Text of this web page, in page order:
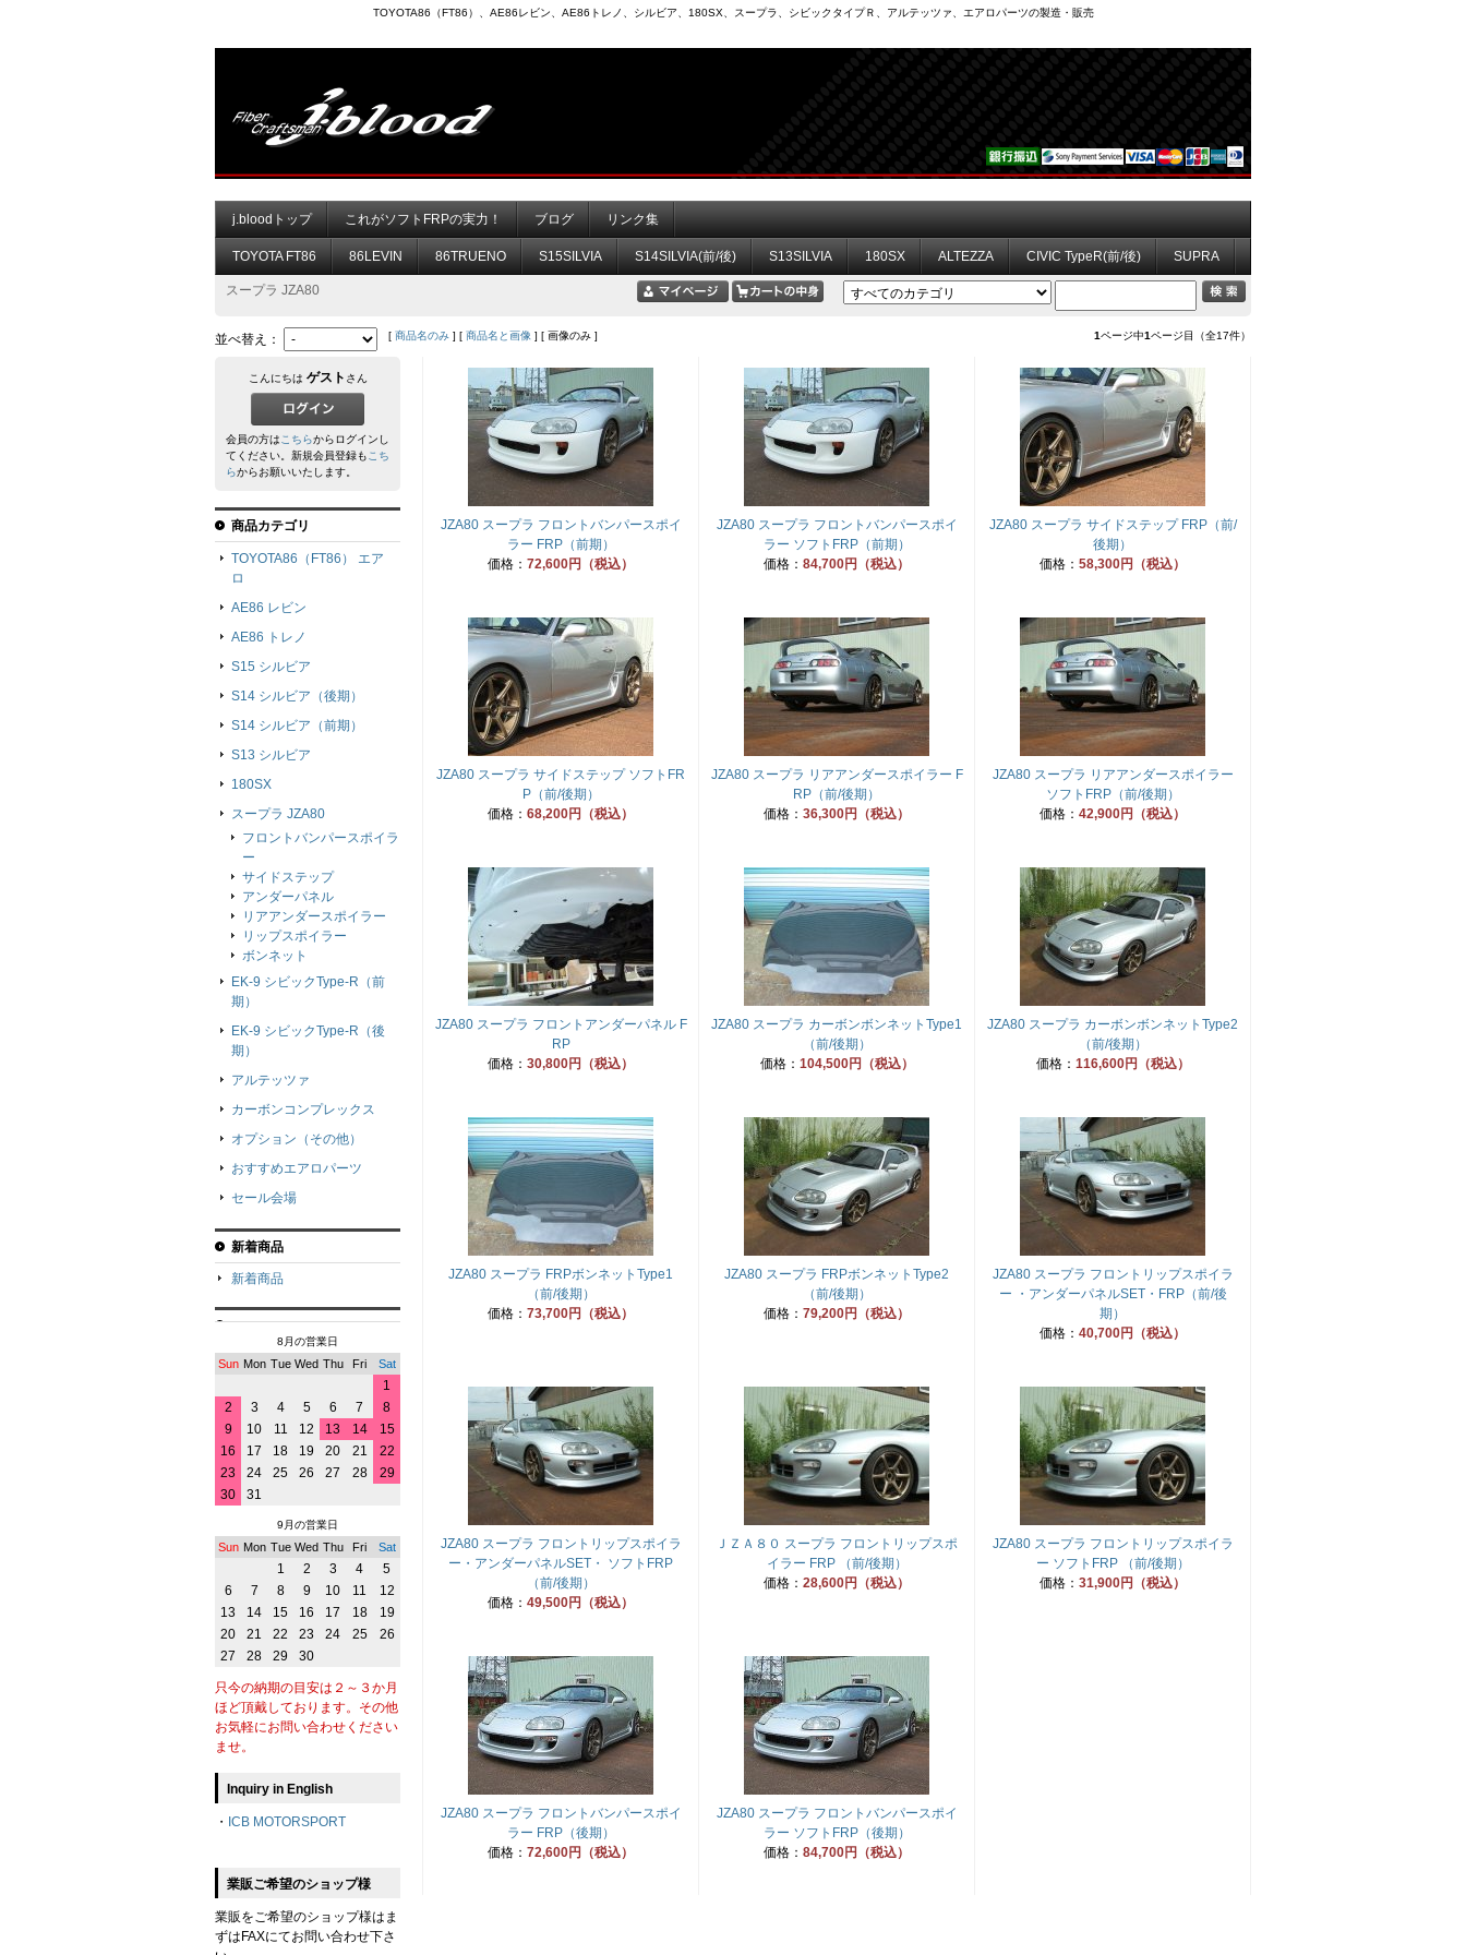
TOYOTA86（FT86）、AE86レビン、AE86トレノ、シルビア、180SX、スープラ、シビックタイプＲ、アルテッツァ、エアロパーツの製造・販売
j.bloodトップ これがソフトFRPの実力！ ブログ リンク集
TOYOTA FT86 86LEVIN 86TRUENO S15SILVIA S14SILVIA(前/後) S13SILVIA 180SX ALTEZZA CIVIC TypeR(前/後) SUPRA
スープラ JZA80
並べ替え： [ 商品名のみ ] [ 商品名と画像 ] [ 画像のみ ] 1ページ中1ページ目（全17件）
JZA80 スープラ フロントバンパースポイ
ラー FRP（前期）
価格： 72,600円（税込）
JZA80 スープラ フロントバンパースポイ
ラー ソフトFRP（前期）
価格： 84,700円（税込）
JZA80 スープラ サイドステップ FRP（前/
後期）
価格： 58,300円（税込）
JZA80 スープラ サイドステップ ソフトFR
P（前/後期）
価格： 68,200円（税込）
JZA80 スープラ リアアンダースポイラー F
RP（前/後期）
価格： 36,300円（税込）
JZA80 スープラ リアアンダースポイラー
ソフトFRP（前/後期）
価格： 42,900円（税込）
JZA80 スープラ フロントアンダーパネル F
RP
価格： 30,800円（税込）
JZA80 スープラ カーボンボンネットType1
（前/後期）
価格： 104,500円（税込）
JZA80 スープラ カーボンボンネットType2
（前/後期）
価格： 116,600円（税込）
JZA80 スープラ FRPボンネットType1
（前/後期）
価格： 73,700円（税込）
JZA80 スープラ FRPボンネットType2
（前/後期）
価格： 79,200円（税込）
JZA80 スープラ フロントリップスポイラ
ー ・アンダーパネルSET・FRP（前/後
期）
価格： 40,700円（税込）
JZA80 スープラ フロントリップスポイラ
ー・アンダーパネルSET・ ソフトFRP
（前/後期）
価格： 49,500円（税込）
ＪＺＡ８０ スープラ フロントリップスポ
イラー FRP （前/後期）
価格： 28,600円（税込）
JZA80 スープラ フロントリップスポイラ
ー ソフトFRP （前/後期）
価格： 31,900円（税込）
JZA80 スープラ フロントバンパースポイ
ラー FRP（後期）
価格： 72,600円（税込）
JZA80 スープラ フロントバンパースポイ
ラー ソフトFRP（後期）
価格： 84,700円（税込）
こんにちは ゲスト さん
会員の方はこちらからログインし
てください。新規会員登録もこち
らからお願いいたします。
商品カテゴリ
TOYOTA86（FT86） エア
ロ
AE86 レビン
AE86 トレノ
S15 シルビア
S14 シルビア（後期）
S14 シルビア（前期）
S13 シルビア
180SX
スープラ JZA80
フロントバンパースポイラ
ー
サイドステップ
アンダーパネル
リアアンダースポイラー
リップスポイラー
ボンネット
EK-9 シビックType-R（前
期）
EK-9 シビックType-R（後
期）
アルテッツァ
カーボンコンプレックス
オプション（その他）
おすすめエアロパーツ
セール会場
新着商品
新着商品
8月の営業日
Sun Mon Tue Wed Thu Fri Sat
1
2
3 4 5 6 7
8
9
10 11 12 13 14
15
16
17 18 19 20 21
22
23
24 25 26 27 28
29
30
31
9月の営業日
Sun Mon Tue Wed Thu Fri Sat
1 2 3 4
5
6
7 8 9 10 11
12
13
14 15 16 17 18
19
20
21 22 23 24 25
26
27
28 29 30
只今の納期の目安は２～３か月
ほど頂戴しております。その他
お気軽にお問い合わせください
ませ。
Inquiry in English
・ ICB MOTORSPORT
業販ご希望のショップ様
業販をご希望のショップ様はま
ずはFAXにてお問い合わせ下さ